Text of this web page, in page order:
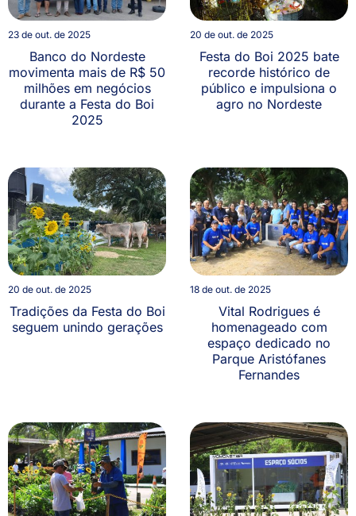
23 de out. de 2025
Banco do Nordeste
movimenta mais de R$ 50
milhões em negócios
durante a Festa do Boi
2025
20 de out. de 2025
Festa do Boi 2025 bate
recorde histórico de
público e impulsiona o
agro no Nordeste
20 de out. de 2025
Tradições da Festa do Boi
seguem unindo gerações
18 de out. de 2025
Vital Rodrigues é
homenageado com
espaço dedicado no
Parque Aristófanes
Fernandes